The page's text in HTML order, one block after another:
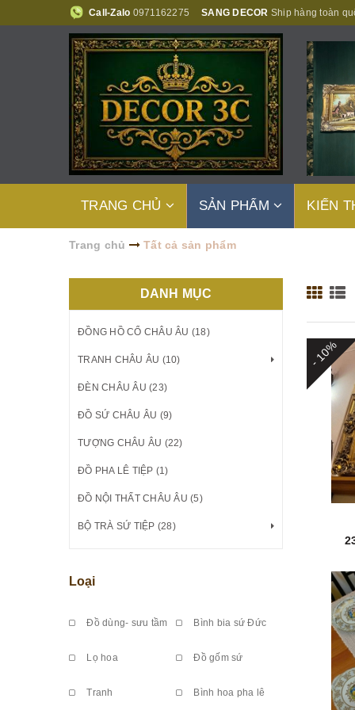
Call-Zalo 0971162275 SANG DECOR Ship hàng toàn
TRANG CHỦ SẢN PHẨM KIẾN
Trang chủ Tất cả sản phẩm
- 10%
DANH MỤC
ĐỒNG HỒ CỔ CHÂU ÂU (18)
TRANH CHÂU ÂU (10)
ĐÈN CHÂU ÂU (23)
ĐỒ SỨ CHÂU ÂU (9)
TƯỢNG CHÂU ÂU (22)
ĐỒ PHA LÊ TIỆP (1)
ĐỒ NỘI THẤT CHÂU ÂU (5)
BỘ TRÀ SỨ TIỆP (28)
Loại
Đồ dùng- sưu tầm Bình bia sứ Đức
Lọ hoa Đồ gốm sứ
Tranh Bình hoa pha lê